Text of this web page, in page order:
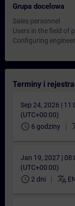
Grupa docelowa
Sales personnel
Users in the field of
Configuring
Terminy i
Sep 24, 2026 |
(UTC+00:00)
schedule 6 godziny
Jan 19, 2027 |
(UTC+00:00)
schedule 2 dni translate